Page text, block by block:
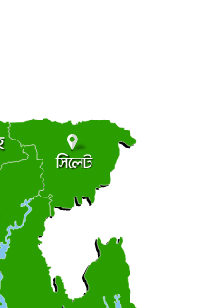
উপলক্ষে আলোচনা
জুলাই যোদ্ধাদের
জুলাই গণঅভ্যুত্থান দিবস